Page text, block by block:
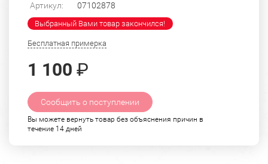
Артикул: 07102878
Выбранный Вами товар закончился!
Бесплатная примерка
1 100 ₽
Сообщить о поступлении
Вы можете вернуть товар без объяснения причин в
течение 14 дней